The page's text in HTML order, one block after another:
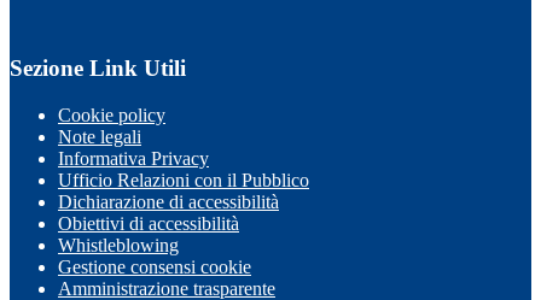
Sezione Link Utili
Cookie policy
Note legali
Informativa Privacy
Ufficio Relazioni con il Pubblico
Dichiarazione di accessibilità
Obiettivi di accessibilità
Whistleblowing
Gestione consensi cookie
Amministrazione trasparente